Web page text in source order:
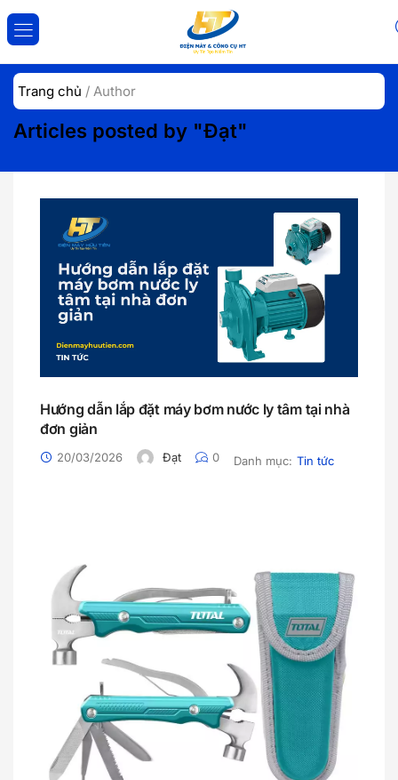
Nhập tài khoản và mật khẩu để đăng nhập.
Lưu đăng nhập
Đăng Nhập
Quên mật khẩu?
Trang chủ / Author
Articles posted by "Đạt"
Hướng dẫn lắp đặt máy bơm nước ly tâm tại nhà
đơn giản
20/03/2026 Đạt 0 Danh mục: Tin tức